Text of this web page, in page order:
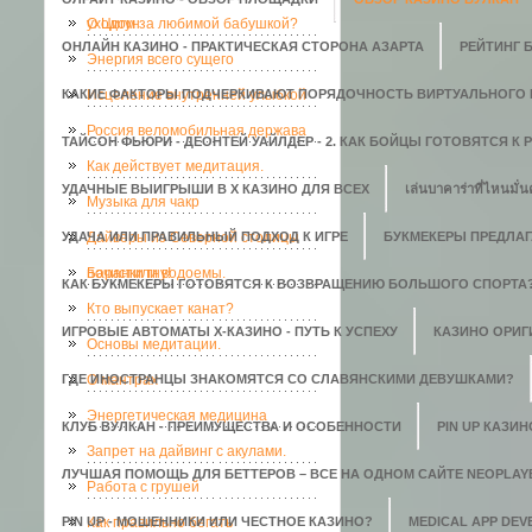
ОНЛАЙН КАЗИНО - ПРАКТИЧЕСКАЯ СТОРОНА АЗАРТА РЕЙТИНГ
КАКИЕ ФАКТОРЫ ПОДЧЕРКИВАЮТ ПОРЯДОЧНОСТЬ ВИРТУАЛЬНОГО
ТАЙСОН ФЬЮРИ - ДЕОНТЕЙ УАЙЛДЕР - 2. КАК БОЙЦЫ ГОТОВЯТСЯ К
УДАЧНЫЕ ВЫИГРЫШИ В X КАЗИНО ДЛЯ ВСЕХ เล่นบาคาร่าที่ไหนมั่น
УДАЧА ИЛИ ПРАВИЛЬНЫЙ ПОДХОД К ИГРЕ БУКМЕКЕРЫ
КАК БУКМЕКЕРЫ ГОТОВЯТСЯ К ВОЗВРАЩЕНИЮ БОЛЬШОГО
ИГРОВЫЕ АВТОМАТЫ Х-КАЗИНО - ПУТЬ К УСПЕХУ КАЗИНО
ГДЕ ИНОСТРАНЦЫ ЗНАКОМЯТСЯ СО СЛАВЯНСКИМИ ДЕВУШКАМИ?
КЛУБ ВУЛКАН - ПРЕИМУЩЕСТВА И ОСОБЕННОСТИ PIN UP
ЛУЧШАЯ ПОМОЩЬ ДЛЯ БЕТТЕРОВ – ВСЕ НА ОДНОМ САЙТЕ
PIN UP - МОШЕННИКИ ИЛИ ЧЕСТНОЕ КАЗИНО? MEDICAL APP
уходом за любимой бабушкой?
О Цигун
Энергия всего сущего
Исцеление внутренней улыбкой
Россия веломобильная держава
Как действует медитация.
Музыка для чакр
Дайверы из Северной столицы
почистили водоемы.
Баранки гну!
Кто выпускает канат?
Основы медитации.
О мантрах
Энергетическая медицина
Запрет на дайвинг с акулами.
Работа с грушей
Как правильно бегать